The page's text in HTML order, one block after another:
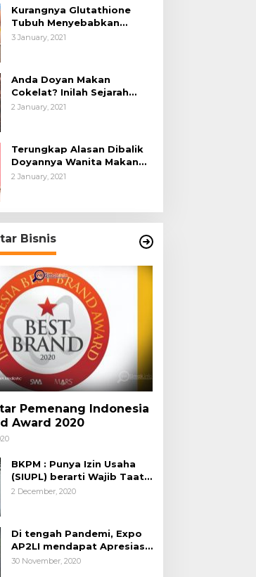
Kurangnya Glutathione
Tubuh Menyebabkan
Obesitas
3 January, 2021
Anda Doyan Makan
Cokelat? Inilah Sejarah
Awalnya Cokelat di Dunia
2 January, 2021
Terungkap Alasan Dibalik
Doyannya Wanita Makan
Cokelat
2 January, 2021
Bisnis
Pemenang Indonesia
Award 2020
BKPM : Punya Izin Usaha
(SIUPL) berarti Wajib Taat
Aturan
2 December, 2020
Di tengah Pandemi, Expo
AP2LI mendapat Apresiasi
Rekor MURI
30 November, 2020